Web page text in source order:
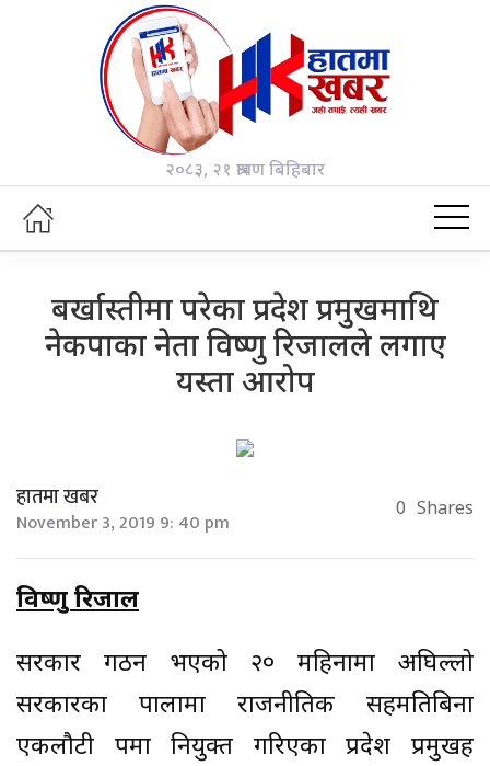
२०८३, २१ श्रावण बिहिबार
बर्खास्तीमा परेका प्रदेश प्रमुखमाथि
नेकपाका नेता विष्णु रिजालले लगाए
यस्ता आरोप
हातमा खबर
November 3, 2019 9: 40 pm 0 Shares
विष्णु रिजाल
सरकार गठन भएको २० महिनामा अघिल्लो
सरकारका पालामा राजनीतिक सहमतिबिना
एकलौटी रुपमा नियुक्त गरिएका प्रदेश प्रमुखहरु